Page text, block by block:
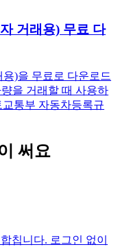
거래용) 무료 다
)을 무료로 다운로드
을 거래할 때 사용하
통부 자동차등록규
써요
칩니다. 로그인 없이